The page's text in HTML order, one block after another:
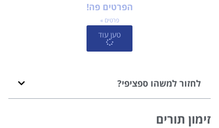
הפרטים פה!
פרטים »
טען עוד
לחזור למשהו ספציפי?
זימון תורים